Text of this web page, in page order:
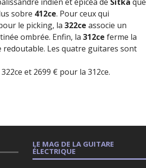
sobre 412ce. Pour ceux qui
le picking, la 322ce associe un
ombrée. Enfin, la 312ce ferme la
redoutable. Les quatre guitares sont
et 2699 € pour la 312ce.
LE MAG DE LA GUITARE
ÉLECTRIQUE